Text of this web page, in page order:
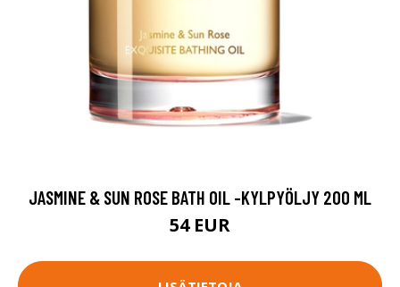
JASMINE & SUN ROSE BATH OIL -KYLPYÖLJY 200 ML
54 EUR